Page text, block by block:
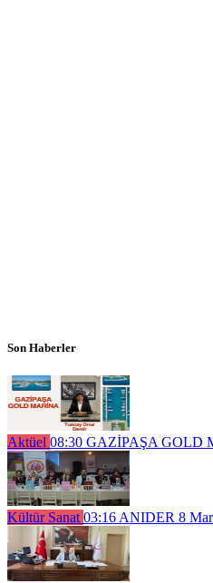
Son Haberler
Aktüel 08:30 GAZİPAŞA GOLD
Kültür Sanat 03:16 ANIDER 8